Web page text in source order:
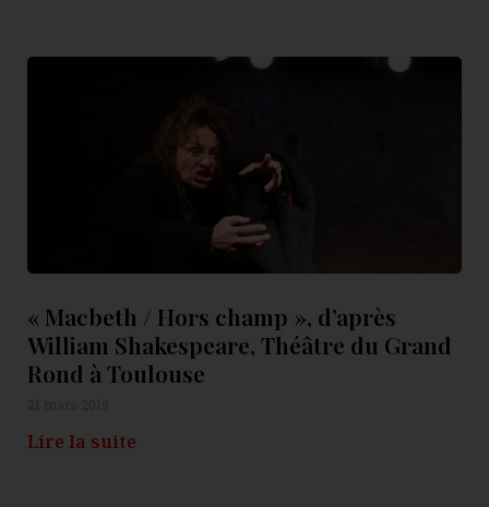
« Macbeth / Hors champ », d’après
William Shakespeare, Théâtre du Grand
Rond à Toulouse
Lire la suite